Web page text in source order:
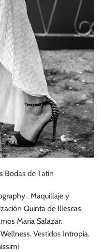
Bodas de Tatín
. Maquillaje y
Quinta de Illescas.
Maria Salazar.
. Vestidos Intropia.